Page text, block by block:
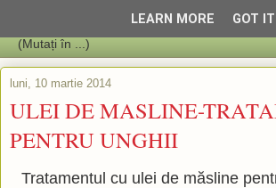
luni, 10 martie 2014
ULEI DE MASLINE-
PENTRU UNGHII
Tratamentul cu ulei de măsline
LEARN MORE GOT IT